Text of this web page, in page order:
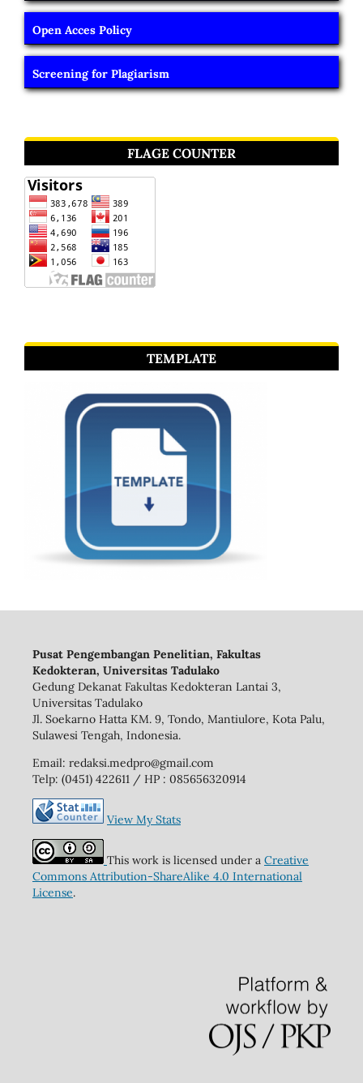
Open Acces Policy
Screening for Plagiarism
FLAGE COUNTER
TEMPLATE
Pusat Pengembangan Penelitian, Fakultas
Kedokteran, Universitas Tadulako
Gedung Dekanat Fakultas Kedokteran Lantai 3,
Universitas Tadulako
Jl. Soekarno Hatta KM. 9, Tondo, Mantiulore, Kota Palu,
Sulawesi Tengah, Indonesia.
Email: redaksi.medpro@gmail.com
Telp: (0451) 422611 / HP : 085656320914
View My Stats
This work is licensed under a Creative
Commons Attribution-ShareAlike 4.0 International
License.